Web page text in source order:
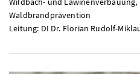
Waldbrandprävention
Leitung: DI Dr. Florian Rudolf-